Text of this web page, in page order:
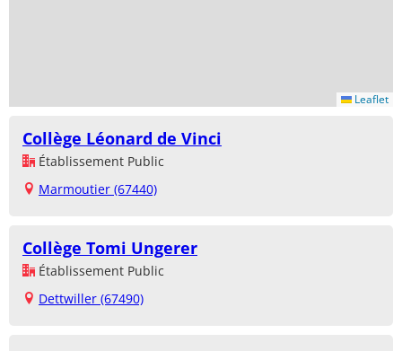
Leaflet
Collège Léonard de Vinci
Établissement Public
Marmoutier (67440)
Collège Tomi Ungerer
Établissement Public
Dettwiller (67490)